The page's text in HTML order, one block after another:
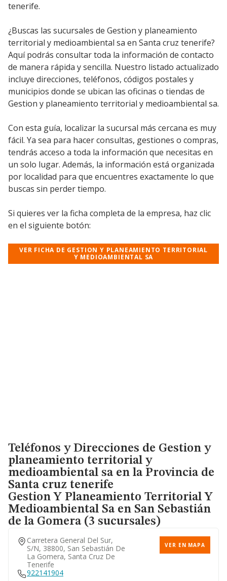
tenerife.
¿Buscas las sucursales de Gestion y planeamiento
territorial y medioambiental sa en Santa cruz tenerife?
Aquí podrás consultar toda la información de contacto
de manera rápida y sencilla. Nuestro listado actualizado
incluye direcciones, teléfonos, códigos postales y
municipios donde se ubican las oficinas o tiendas de
Gestion y planeamiento territorial y medioambiental sa.
Con esta guía, localizar la sucursal más cercana es muy
fácil. Ya sea para hacer consultas, gestiones o compras,
tendrás acceso a toda la información que necesitas en
un solo lugar. Además, la información está organizada
por localidad para que encuentres exactamente lo que
buscas sin perder tiempo.
Si quieres ver la ficha completa de la empresa, haz clic
en el siguiente botón:
VER FICHA DE GESTION Y PLANEAMIENTO TERRITORIAL
Y MEDIOAMBIENTAL SA
Teléfonos y Direcciones de Gestion y
planeamiento territorial y
medioambiental sa en la Provincia de
Santa cruz tenerife
Gestion Y Planeamiento Territorial Y
Medioambiental Saen San Sebastián
de la Gomera (3 sucursales)
Carretera General Del Sur,
S/n, 38800, San Sebastián De
La Gomera, Santa Cruz De
Tenerife
VER EN MAPA
922141904